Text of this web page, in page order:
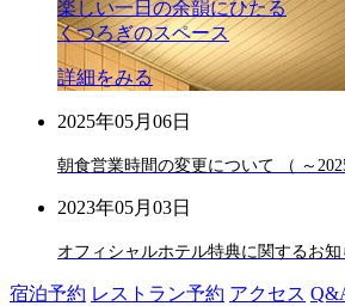
楽しい一日の余韻にひたる
くつろぎのスペース
詳細をみる
2025年05月06日
朝食営業時間の変更について （ ～
2023年05月03日
オフィシャルホテル特典に関するお知
宿泊予約 レストラン予約 アクセス